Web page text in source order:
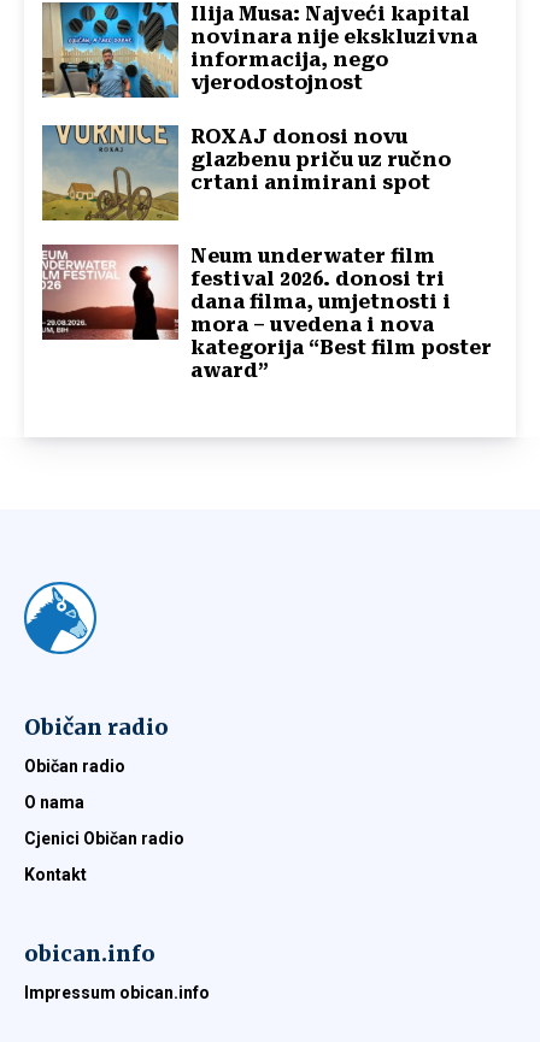
Ilija Musa: Najveći kapital
novinara nije ekskluzivna
informacija, nego
vjerodostojnost
ROXAJ donosi novu
glazbenu priču uz ručno
crtani animirani spot
Neum underwater film
festival 2026. donosi tri
dana filma, umjetnosti i
mora – uvedena i nova
kategorija “Best film poster
award”
Običan radio
Običan radio
O nama
Cjenici Običan radio
Kontakt
obican.info
Impressum obican.info